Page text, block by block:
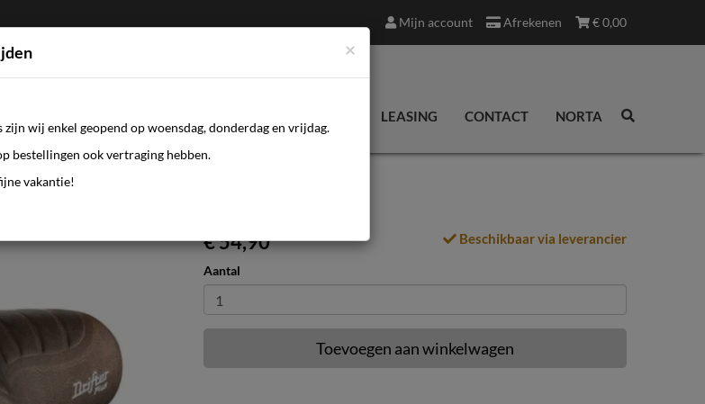
€0,00
Afrekenen
Mijn account
LEASING CONTACT NORTA
€ 54,90 Beschikbaar via leverancier
Aantal
Toevoegen aan winkelwagen
×
zijn wij enkel geopend op woensdag, donderdag en vrijdag.
bestellingen ook vertraging hebben.
vakantie!